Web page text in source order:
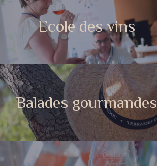
Ecole des vins
Balades gourmandes